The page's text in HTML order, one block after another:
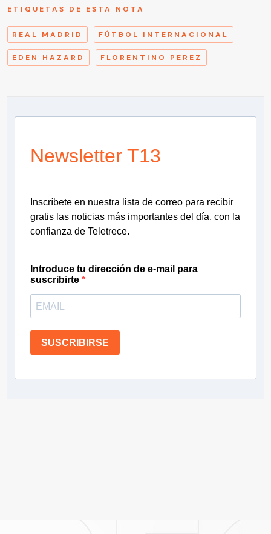
ETIQUETAS DE ESTA NOTA
REAL MADRID FÚTBOL INTERNACIONAL
EDEN HAZARD FLORENTINO PEREZ
Newsletter T13
Inscríbete en nuestra lista de correo para recibir
gratis las noticias más importantes del día, con la
confianza de Teletrece.
Introduce tu dirección de e-mail para
suscribirte
SUSCRIBIRSE